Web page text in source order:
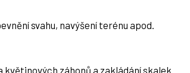
svahu, navýšení terénu apod.
květinových záhonů a zakládání skalek